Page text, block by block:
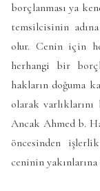
borçlanması ya
temsilcisinin
olur. Cenin için
herhangi bir
hakların doğuma
olarak
Ancak Ahmed b.
öncesinden
ceninin